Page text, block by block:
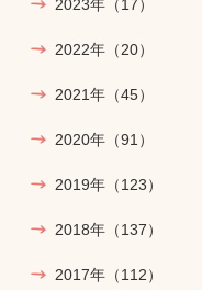
2023年 （17）
2022年 （20）
2021年 （45）
2020年 （91）
2019年 （123）
2018年 （137）
2017年 （112）